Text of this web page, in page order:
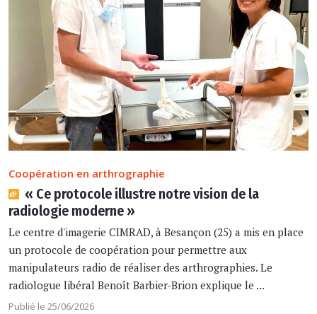
Coopération en arthrographie
« Ce protocole illustre notre vision de la
radiologie moderne »
Le centre d'imagerie CIMRAD, à Besançon (25) a mis en place
un protocole de coopération pour permettre aux
manipulateurs radio de réaliser des arthrographies. Le
radiologue libéral Benoît Barbier-Brion explique le ...
Publié le 25/06/2026